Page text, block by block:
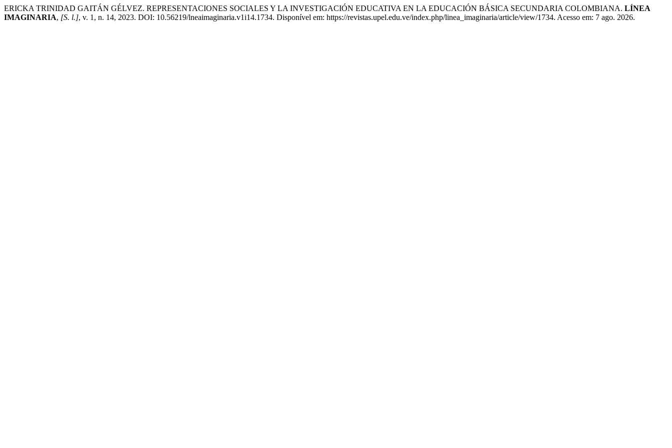
ERICKA TRINIDAD GAITÁN GÉLVEZ. REPRESENTACIONES SOCIALES Y LA INVESTIGACIÓN EDUCATIVA EN LA EDUCACIÓN BÁSICA SECUNDARIA COLOMBIANA. LÍNEA
IMAGINARIA, [S. l.], v. 1, n. 14, 2023. DOI: 10.56219/lneaimaginaria.v1i14.1734. Disponível em: https://revistas.upel.edu.ve/index.php/linea_imaginaria/article/view/1734. Acesso em: 7 ago. 2026.